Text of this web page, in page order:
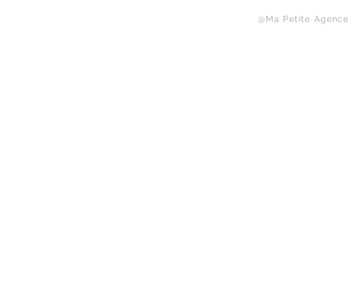
@Ma Petite